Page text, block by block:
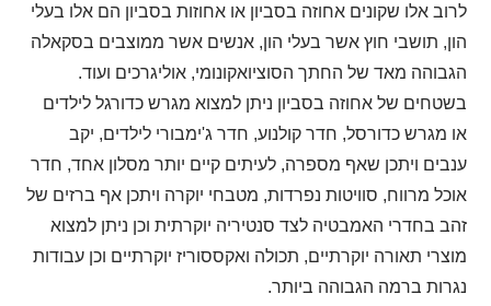
לרוב אלו שקונים אחוזה בסביון או אחוזות בסביון הם אלו בעלי
הון, תושבי חוץ אשר בעלי הון, אנשים אשר ממוצבים בסקאלה
הגבוהה מאד של החתך הסוציואקונומי, אוליגרכים ועוד.
בשטחים של אחוזה בסביון ניתן למצוא מגרש כדורגל לילדים
או מגרש כדורסל, חדר קולנוע, חדר ג'ימבורי לילדים, יקב
ענבים ויתכן שאף מספרה, לעיתים קיים יותר מסלון אחד, חדר
אוכל מרווח, סוויטות נפרדות, מטבחי יוקרה ויתכן אף ברזים של
זהב בחדרי האמבטיה לצד סנטיריה יוקרתית וכן ניתן למצוא
מוצרי תאורה יוקרתיים, תכולה ואקססוריז יוקרתיים וכן עבודות
נגרות ברמה הגבוהה ביותר.